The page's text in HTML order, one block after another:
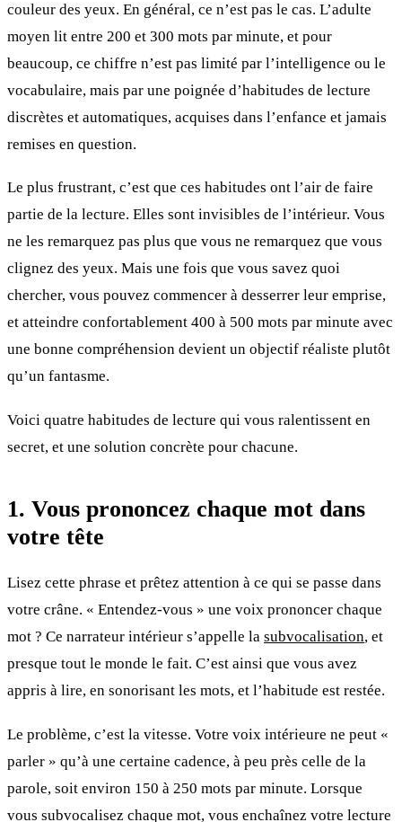
couleur des yeux. En général, ce n’est pas le cas. L’adulte
moyen lit entre 200 et 300 mots par minute, et pour
beaucoup, ce chiffre n’est pas limité par l’intelligence ou le
vocabulaire, mais par une poignée d’habitudes de lecture
discrètes et automatiques, acquises dans l’enfance et jamais
remises en question.
Le plus frustrant, c’est que ces habitudes ont l’air de faire
partie de la lecture. Elles sont invisibles de l’intérieur. Vous
ne les remarquez pas plus que vous ne remarquez que vous
clignez des yeux. Mais une fois que vous savez quoi
chercher, vous pouvez commencer à desserrer leur emprise,
et atteindre confortablement 400 à 500 mots par minute avec
une bonne compréhension devient un objectif réaliste plutôt
qu’un fantasme.
Voici quatre habitudes de lecture qui vous ralentissent en
secret, et une solution concrète pour chacune.
1. Vous prononcez chaque mot dans
votre tête
Lisez cette phrase et prêtez attention à ce qui se passe dans
votre crâne. « Entendez-vous » une voix prononcer chaque
mot ? Ce narrateur intérieur s’appelle la subvocalisation, et
presque tout le monde le fait. C’est ainsi que vous avez
appris à lire, en sonorisant les mots, et l’habitude est restée.
Le problème, c’est la vitesse. Votre voix intérieure ne peut «
parler » qu’à une certaine cadence, à peu près celle de la
parole, soit environ 150 à 250 mots par minute. Lorsque
vous subvocalisez chaque mot, vous enchaînez votre lecture